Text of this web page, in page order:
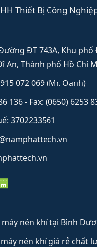
Thiết Bị Công
ĐT 743A, Khu phố
An, Thành phố Hồ Chí
072 069 (Mr. Oanh)
136 - Fax: (0650) 6253​
3702233561
nén khí tại Bình
nén khí giá rẻ chất